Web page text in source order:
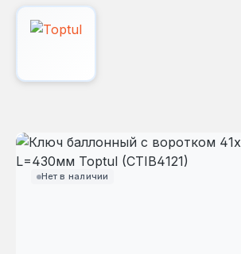
Нет в наличии
Пропустить галерею изображений